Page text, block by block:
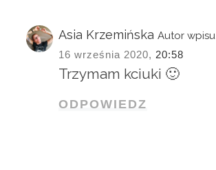
Asia KrzemińskaAutor wpisu
16 września 2020, 20:58
Trzymam kciuki 🙂
ODPOWIEDZ